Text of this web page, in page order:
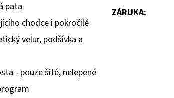
pata
chodce i pokročilé
velur, podšívka a
- pouze šité, nelepené
ZÁRUKA: